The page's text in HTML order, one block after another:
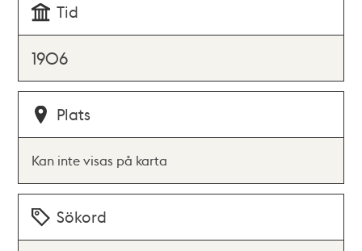
Tid
1906
Plats
Kan inte visas på karta
Sökord